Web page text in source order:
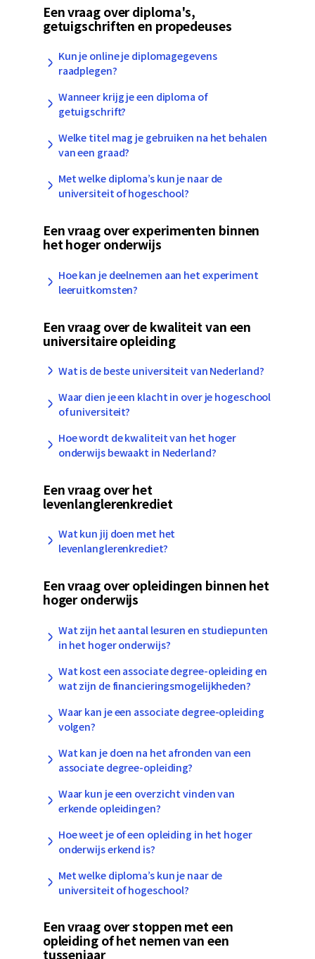
Een vraag over diploma's,
getuigschriften en propedeuses
Kun je online je diplomagegevens
raadplegen?
Wanneer krijg je een diploma of
getuigschrift?
Welke titel mag je gebruiken na het behalen
van een graad?
Met welke diploma’s kun je naar de
universiteit of hogeschool?
Een vraag over experimenten binnen
het hoger onderwijs
Hoe kan je deelnemen aan het experiment
leeruitkomsten?
Een vraag over de kwaliteit van een
universitaire opleiding
Wat is de beste universiteit van Nederland?
Waar dien je een klacht in over je hogeschool
of universiteit?
Hoe wordt de kwaliteit van het hoger
onderwijs bewaakt in Nederland?
Een vraag over het
levenlanglerenkrediet
Wat kun jij doen met het
levenlanglerenkrediet?
Een vraag over opleidingen binnen het
hoger onderwijs
Wat zijn het aantal lesuren en studiepunten
in het hoger onderwijs?
Wat kost een associate degree-opleiding en
wat zijn de financieringsmogelijkheden?
Waar kan je een associate degree-opleiding
volgen?
Wat kan je doen na het afronden van een
associate degree-opleiding?
Waar kun je een overzicht vinden van
erkende opleidingen?
Hoe weet je of een opleiding in het hoger
onderwijs erkend is?
Met welke diploma’s kun je naar de
universiteit of hogeschool?
Een vraag over stoppen met een
opleiding of het nemen van een
tussenjaar